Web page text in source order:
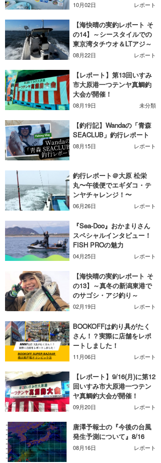
10月02日 レポート
【海快晴の実釣レポート そ
の14】～シースタイルでの
東京湾タチウオ＆LTアジ～
08月22日 レポート
【レポート】第13回いすみ
市大原港一つテンヤ真鯛釣
大会が開催！
08月19日 未分類
【釣行記】Wandaの「青森
SEACLUB」釣行レポート
08月15日 レポート
釣行レポート＠大原 松栄
丸〜午後便でエギダコ・テ
ンヤチャレンジ！〜
06月26日 レポート
『Sea-Doo』おかまりさん
スペシャルインタビュー！
FISH PROの魅力
04月25日 レポート
【海快晴の実釣レポート そ
の13】～真冬の新潟東港で
のサゴシ・アジ釣り～
02月19日 レポート
BOOKOFFは釣り具がたく
さん！？実際に店舗をレポ
ートしました！
11月06日 レポート
【レポート】9/16(月)に第12
回いすみ市大原港一つテン
ヤ真鯛釣大会が開催！
09月20日 レポート
唐澤予報士の『今後の台風
発生予測について』8/16
08月16日 レポート